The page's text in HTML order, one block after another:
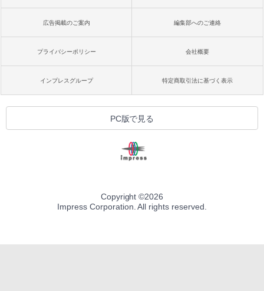
広告掲載のご案内 編集部へのご連絡
プライバシーポリシー 会社概要
インプレスグループ 特定商取引法に基づく表示
PC版で見る
Copyright ©2026
Impress Corporation. All rights reserved.